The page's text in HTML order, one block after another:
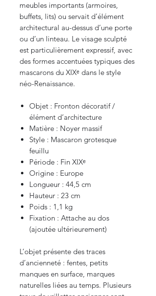
meubles importants (armoires,
buffets, lits) ou servait d’élément
architectural au-dessus d’une porte
ou d’un linteau. Le visage sculpté
est particulièrement expressif, avec
des formes accentuées typiques des
mascarons du XIXᵉ dans le style
néo-Renaissance.
Objet : Fronton décoratif /
élément d’architecture
Matière : Noyer massif
Style : Mascaron grotesque
feuillu
Période : Fin XIXᵉ
Origine : Europe
Longueur : 44,5 cm
Hauteur : 23 cm
Poids : 1,1 kg
Fixation : Attache au dos
(ajoutée ultérieurement)
L’objet présente des traces
d’ancienneté : fentes, petits
manques en surface, marques
naturelles liées au temps. Plusieurs